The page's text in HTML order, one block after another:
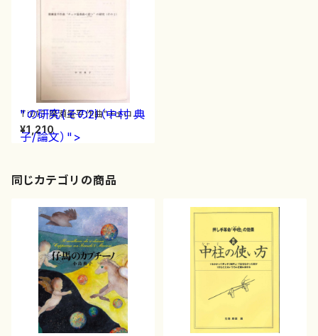
"の研究(その2)（中村 典
子/論文）">
Ti013 廣瀬量平作曲"チェロ協
奏曲<悲(トリステ)>"の研究(そ
の2)（中村 典子/論文）
¥1,210
同じカテゴリの商品